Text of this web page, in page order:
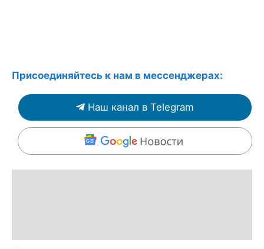
Присоединяйтесь к нам в мессенджерах:
Наш канал в Telegram